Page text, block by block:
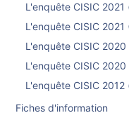
L'enquête CISIC
L'enquête CISIC 2021
L'enquête CISIC
L'enquête CISIC
L'enquête CISIC
Fiches d'information